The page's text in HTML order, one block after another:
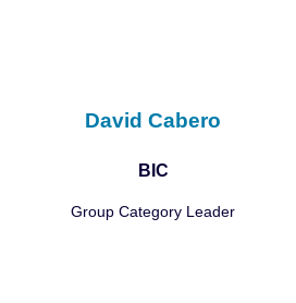
David Cabero
BIC
Group Category Leader